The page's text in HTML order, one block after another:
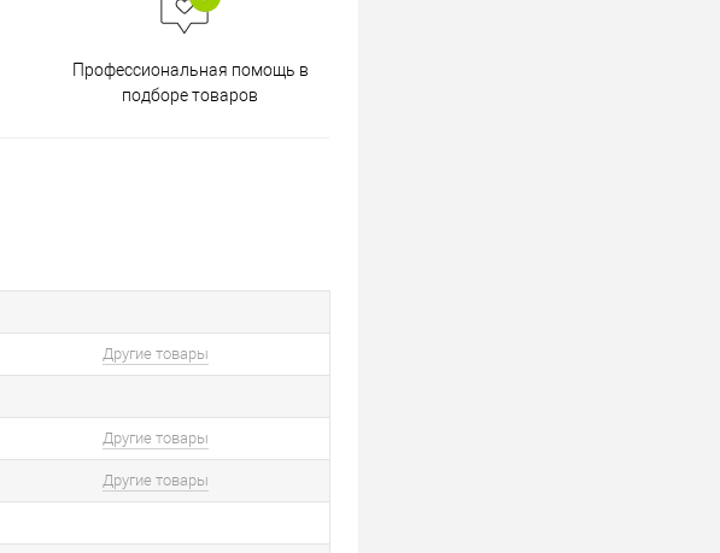
Профессиональная помощь в
подборе товаров
Другие товары
Другие товары
Другие товары